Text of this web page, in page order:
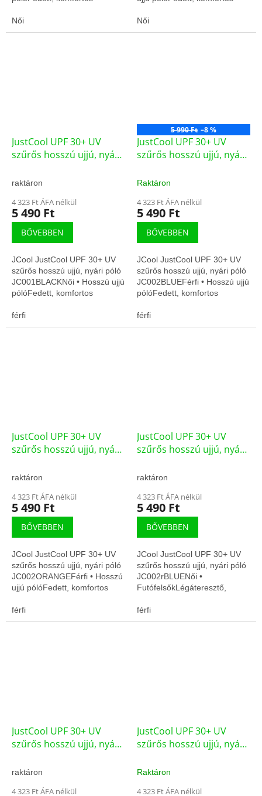
száradás
Női
száradás
Női
JustCool UPF 30+ UV
szűrős hosszú ujjú, nyári
raktáron
4 323 Ft ÁFA nélkül
5 490 Ft
BŐVEBBEN
JCool JustCool UPF 30+ UV
szűrős hosszú ujjú, nyári póló
JC001BLACKNői • Hosszú ujjú
pólóFedett, komfortos
száradás
férfi
5 990 Ft –8 %
JustCool UPF 30+ UV
szűrős hosszú ujjú, nyári
Raktáron
4 323 Ft ÁFA nélkül
5 490 Ft
BŐVEBBEN
JCool JustCool UPF 30+ UV
szűrős hosszú ujjú, nyári póló
JC002BLUEFérfi • Hosszú ujjú
pólóFedett, komfortos
száradás
férfi
JustCool UPF 30+ UV
szűrős hosszú ujjú, nyári
raktáron
4 323 Ft ÁFA nélkül
5 490 Ft
BŐVEBBEN
JCool JustCool UPF 30+ UV
szűrős hosszú ujjú, nyári póló
JC002ORANGEFérfi • Hosszú
ujjú pólóFedett, komfortos
száradás
férfi
JustCool UPF 30+ UV
szűrős hosszú ujjú, nyári
raktáron
4 323 Ft ÁFA nélkül
5 490 Ft
BŐVEBBEN
JCool JustCool UPF 30+ UV
szűrős hosszú ujjú, nyári póló
JC002rBLUENői •
FutófelsőkLégáteresztő,
felsőKényelmes szabás
mozgáshoz
férfi
JustCool UPF 30+ UV
szűrős hosszú ujjú, nyári
raktáron
4 323 Ft ÁFA nélkül
JustCool UPF 30+ UV
szűrős hosszú ujjú, nyári
(JC001YELLOW)
Raktáron
4 323 Ft ÁFA nélkül